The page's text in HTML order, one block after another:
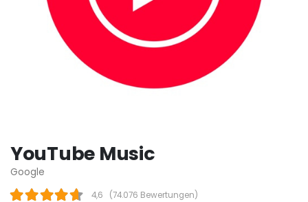
YouTube Music
Google
4,6 (74.076 Bewertungen)